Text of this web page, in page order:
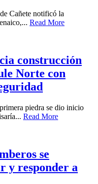
Cañete notificó la
Read More
construcción
Norte con
piedra se dio inicio
Read More
se
y responder a